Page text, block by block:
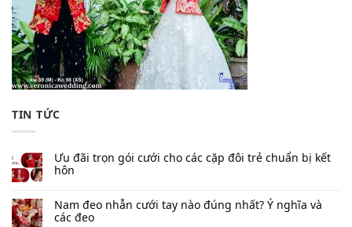
TIN TỨC
Ưu đãi trọn gói cưới cho các cặp đôi trẻ chuẩn bị kết
hôn
Nam đeo nhẫn cưới tay nào đúng nhất​? Ý nghĩa và
các đeo